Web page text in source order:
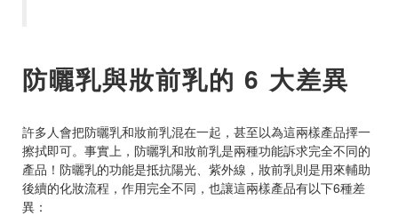
防曬乳與妝前乳的 6 大差異
許多人會把防曬乳和妝前乳混在一起，甚至以為這兩樣產品擇一
擦拭即可。事實上，防曬乳和妝前乳是兩種功能訴求完全不同的
產品！防曬乳的功能是抵抗陽光、紫外線，妝前乳則是用來輔助
後續的化妝流程，作用完全不同，也讓這兩樣產品有以下6種差
異：